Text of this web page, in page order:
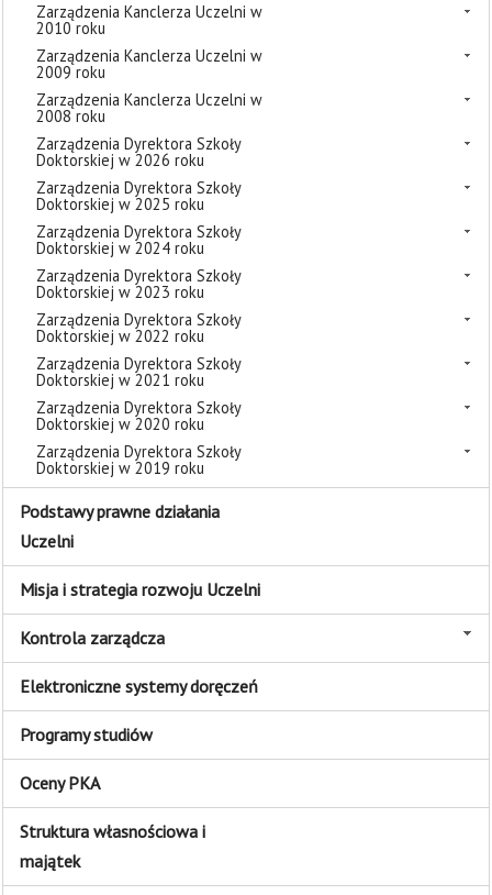
Zarządzenia Kanclerza Uczelni w
2010 roku
Zarządzenia Kanclerza Uczelni w
2009 roku
Zarządzenia Kanclerza Uczelni w
2008 roku
Zarządzenia Dyrektora Szkoły
Doktorskiej w 2026 roku
Zarządzenia Dyrektora Szkoły
Doktorskiej w 2025 roku
Zarządzenia Dyrektora Szkoły
Doktorskiej w 2024 roku
Zarządzenia Dyrektora Szkoły
Doktorskiej w 2023 roku
Zarządzenia Dyrektora Szkoły
Doktorskiej w 2022 roku
Zarządzenia Dyrektora Szkoły
Doktorskiej w 2021 roku
Zarządzenia Dyrektora Szkoły
Doktorskiej w 2020 roku
Zarządzenia Dyrektora Szkoły
Doktorskiej w 2019 roku
Podstawy prawne działania
Uczelni
Misja i strategia rozwoju Uczelni
Kontrola zarządcza
Elektroniczne systemy doręczeń
Programy studiów
Oceny PKA
Struktura własnościowa i
majątek